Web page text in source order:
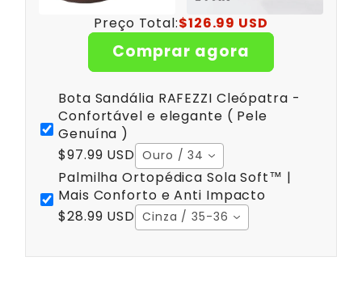
Preço Total:$126.99 USD
Comprar agora
Bota Sandália RAFEZZI Cleópatra -
Confortável e elegante ( Pele
Genuína )
$97.99 USD Ouro / 34
Palmilha Ortopédica Sola Soft™ |
Mais Conforto e Anti Impacto
$28.99 USD Cinza / 35-36